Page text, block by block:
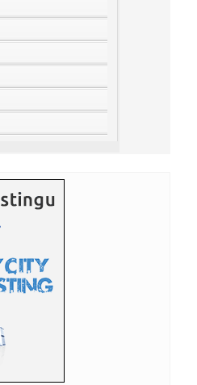
požara u Deliblatskoj
Zelenskog: "Poseta će
za Pazarce: Pandurović
supernamirnice mogu biti
u Palati Srbija; Tri ključne teme
3.000.000 evra od odlazaka
ove lagane i šik